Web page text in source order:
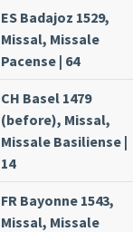
ES Badajoz 1529,
Missal, Missale
Pacense | 64
CH Basel 1479
(before), Missal,
Missale Basiliense |
14
FR Bayonne 1543,
Missal, Missale